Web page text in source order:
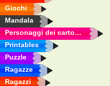
Giochi
Mandala
Personaggi dei cartoni animati
Printables
Puzzle
Ragazze
Ragazzi